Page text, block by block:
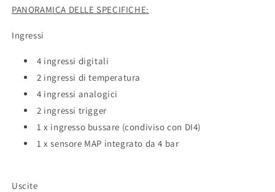
PANORAMICA DELLE SPECIFICHE:
Ingressi
4 ingressi digitali
2 ingressi di temperatura
4 ingressi analogici
2 ingressi trigger
1 x ingresso bussare (condiviso con DI4)
1 x sensore MAP integrato da 4 bar
Uscite